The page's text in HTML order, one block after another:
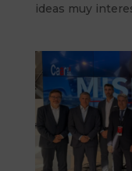
ideas muy